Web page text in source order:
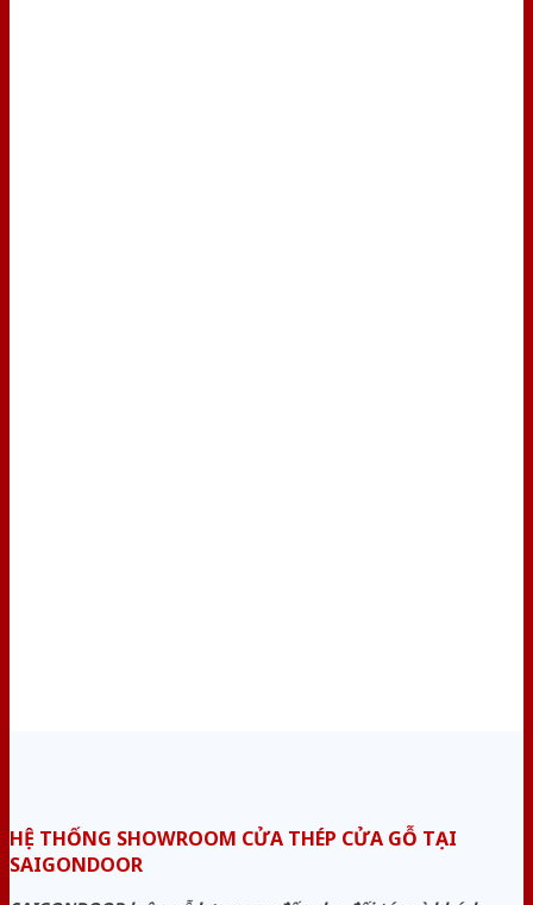
HỆ THỐNG SHOWROOM CỬA THÉP CỬA GỖ TẠI
SAIGONDOOR